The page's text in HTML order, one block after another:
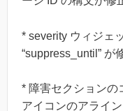
* severity ウィジェ
“suppress_until” が
* 障害セクションの
アイコンのアライ